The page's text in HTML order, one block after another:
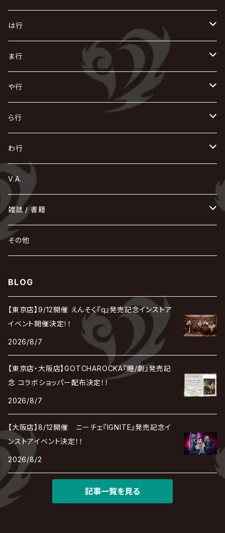
Azavana
Acid Black Cherry
Ashmaze.
甘い暴力
umbrella
色々な十字架
168 / 葵-168-
Waive
UCHUSENTAI:NOIZ / 宇宙戦隊NOIZ
ACE OF SPADES
X JAPAN
LSN / The LEGENDARY SIX NINE
お
AURORIZE
OFIAM
the GazettE
GOTCHAROCKA
KAMIJO
cali≠gari
河村隆一
キズ
KIRITO / キリト
己龍
Crack6
グラビティ
GREN / グレン
黒夢
け
[ kei ] / 圭
仮病
こ
GOATBED
ゴールデンボンバー
CONTRASTZ
The THIRTEEN
XANVALA
Zeke Deux
Z CLEAR
Sick²
ジグソウ
シド
JAKIGAN MEISTER
Chanty
Janne Da Arc
sugar
Jupiter
JILUKA
JILS
SHIN
す
Z CLEAR
超ジャシー
sukekiyo
SCAPEGOAT
SPLENDID GOD GIRAFFE
SLAPSLY / CHIYU
せ
ゼラ
零[Hz]
そ
SOPHIA
ZOMBIE / ぞんび
DASEIN
DAIGO
DADAROMA
逹瑯
DAVID / SUI / 縁
DARRELL
ち
CHAQLA.
つ
て
D
DIAURA
DaizyStripper
D'ESPAIRSRAY
Develop One's Faculties
DEXCORE
DEZERT
deadman
DEVILOOF
DuelJewel
D'ERLANGER
電脳ヒメカ
と
東京花嫁
Tourbillon
Dawnman
DOG inthePWO
な
NIGHTMARE
NAZARE
に
NiEL
NICOLAS
ぬ
nurié
ね
NETH PRIERE CAIN
NEVERLAND
の
NoGoD
NOCTURNAL BLOODLUST
は行
は
heidi.
H.U.G
BugLug
HAZUKI / 葉月
花見桜こうき
薔薇の宮殿
BAROQUE
ひ
HERO
美炎-BIEN-
HIZAKI
vistlip
ヒッチコック
HIDE-ZOU
ふ
Far East Dizain
Fatüm
FANTASTIC◇CIRCUS
FEST VAINQUEUR
Blu-BiLLioN
BULL FIELD
BREAKERZ
BLAZE
The Brow Beat
へ
BabyKingdom
THE BEETHOVEN
PENICILLIN
The Benjamin
ほ
POIDOL
HOLLOWGRAM
ま行
ま
THE MICRO HEAD 4N'S
MAO / マオ from SID
マガツノート
machine
Magistina Saga
マツタケワークス
THE MADNA
MAMA.
まみれた / MAMIRETA
MALICE MIZER
み
未完成アリス
ミスイ
mitsu
MIMIZUQ
む
MUCC / ムック
め
メトロノーム
MERRY / メリー
も
THE MORTAL
最上川司
や行
や
ヤミテラ / 外道反逆者ヤミテラ
ゆ
YUKIYA / 藤田幸也
ユナイト
よ
ら行
ら
rice
Rides In ReVellion
Raphael
LAB.THE BASEMENT / ラボ ザ ベヰスメント
り
Leetspeak monsters
Ricky
LIBRAVEL / リブラヴェル
Lill
RE:INa
る
Ruiza
LUNA SEA
れ
the Raid.
REIGN
RAZOR
LSN / The LEGENDARY SIX NINE
Rorschach.inc
ロマン急行
わ行
わ
wyse
我が為
V.A.
雑誌 / 書籍
hévn
その他
BLOG
【東京店】9/12開催 えんそく『q』発売記念インストア
イベント開催決定！！
2026/8/7
【東京店・大阪店】GOTCHAROCKA『睡/劇』発売記
念 コラボショッパー配布決定！！
2026/8/7
【大阪店】8/12開催 ニーチェ『IGNITE』発売記念イ
ンストアイベント決定！！
2026/8/2
記事一覧を見る